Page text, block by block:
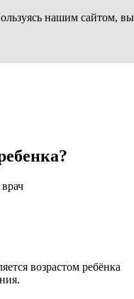
нашим сайтом,
возрастом ребёнка